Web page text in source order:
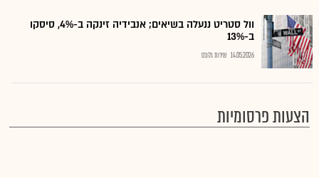
וול סטריט ננעלה בשיאים; אנבידיה זינקה ב-4%, סיסקו
ב-13%
14.05.2026 שירות גלובס
הצעות פרסומיות